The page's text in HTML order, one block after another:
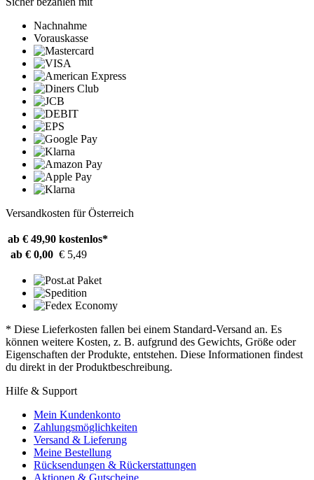
Nachnahme
Vorauskasse
Versandkosten für Österreich
ab € 49,90 kostenlos*
ab € 0,00 € 5,49
* Diese Lieferkosten fallen bei einem Standard-Versand an. Es
können weitere Kosten, z. B. aufgrund des Gewichts, Größe oder
Eigenschaften der Produkte, entstehen. Diese Informationen findest
du direkt in der Produktbeschreibung.
Hilfe & Support
Mein Kundenkonto
Zahlungsmöglichkeiten
Versand & Lieferung
Meine Bestellung
Rücksendungen & Rückerstattungen
Aktionen & Gutscheine